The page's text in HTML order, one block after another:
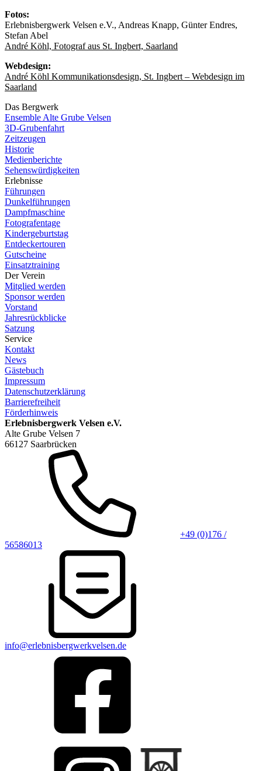
Fotos:
Erlebnisbergwerk Velsen e.V., Andreas Knapp, Günter Endres,
Stefan Abel
André Köhl, Fotograf aus St. Ingbert, Saarland
Webdesign:
André Köhl Kommunikationsdesign, St. Ingbert – Webdesign im
Saarland
Das Bergwerk
Ensemble Alte Grube Velsen
3D-Grubenfahrt
Zeitzeugen
Historie
Medienberichte
Sehenswürdigkeiten
Erlebnisse
Führungen
Dunkelführungen
Dampfmaschine
Fotografentage
Kindergeburtstag
Entdeckertouren
Gutscheine
Einsatztraining
Der Verein
Mitglied werden
Sponsor werden
Vorstand
Jahresrückblicke
Satzung
Service
Kontakt
News
Gästebuch
Impressum
Datenschutzerklärung
Barrierefreiheit
Förderhinweis
Erlebnisbergwerk Velsen e.V.
Alte Grube Velsen 7
66127 Saarbrücken
+49 (0)176 /
56586013
info@erlebnisbergwerkvelsen.de